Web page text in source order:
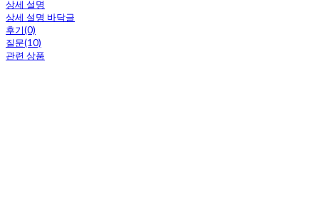
상세 설명
상세 설명 바닥글
후기(0)
질문(10)
관련 상품